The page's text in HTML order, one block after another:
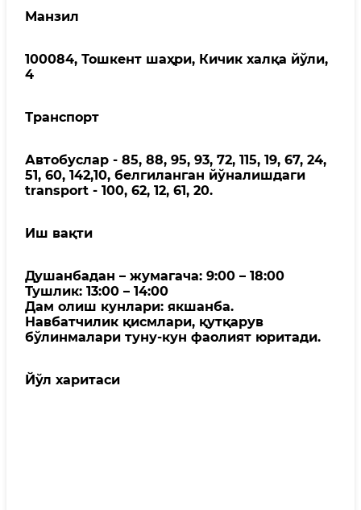
Манзил
100084, Тошкент шаҳри, Кичик халқа йўли,
4
Транспорт
Автобуслар - 85, 88, 95, 93, 72, 115, 19, 67, 24,
51, 60, 142,10, белгиланган йўналишдаги
transport - 100, 62, 12, 61, 20.
Иш вақти
Душанбадан – жумагача: 9:00 – 18:00
Тушлик: 13:00 – 14:00
Дам олиш кунлари: якшанба.
Навбатчилик қисмлари, қутқарув
бўлинмалари туну-кун фаолият юритади.
Йўл харитаси